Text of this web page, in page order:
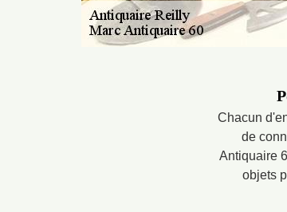
Chacun
de
Antiquaire
objets